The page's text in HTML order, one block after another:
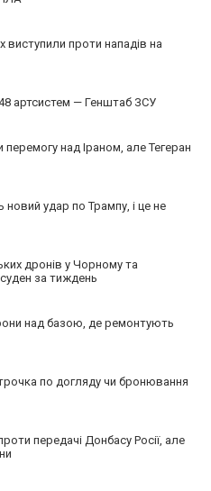
виступили проти нападів на
артсистем — Генштаб ЗСУ
над Іраном, але Тегеран
удар по Трампу, і це не
дронів у Чорному та
за тиждень
над базою, де ремонтують
по догляду чи бронювання
передачі Донбасу Росії, але